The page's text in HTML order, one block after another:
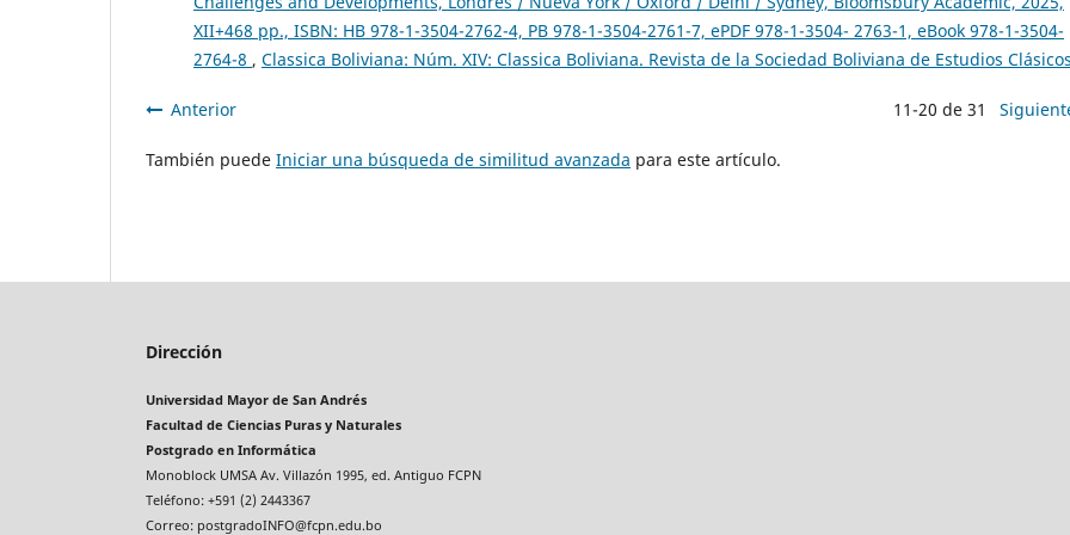
XII+468 pp., ISBN: HB 978-1-3504-2762-4, PB 978-1-3504-2761-7, ePDF 978-1-3504- 2763-1, eBook 978-1-3504-
2764-8 , Classica Boliviana: Núm. XIV: Classica Boliviana. Revista de la Sociedad Boliviana de Estudios
Anterior 11-20 de 31
También puede Iniciar una búsqueda de similitud avanzada para este artículo.
Dirección
Universidad Mayor de San Andrés
Facultad de Ciencias Puras y Naturales
Postgrado en Informática
Monoblock UMSA Av. Villazón 1995, ed. Antiguo FCPN
Teléfono: +591 (2) 2443367
Correo: postgradoINFO@fcpn.edu.bo